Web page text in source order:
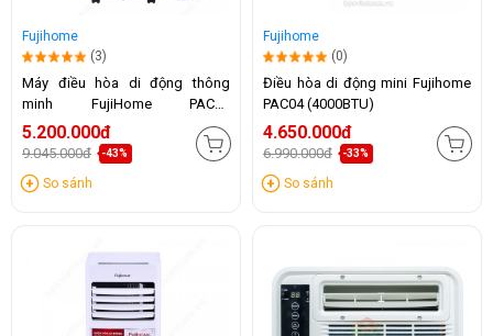
Fujihome
(3)
Máy điều hòa di động thông
minh FujiHome PAC09
(9000BTU)
5.200.000đ
9.045.000đ -43%
So sánh
Fujihome
(0)
Điều hòa di động mini Fujihome
PAC04 (4000BTU)
4.650.000đ
6.990.000đ -33%
So sánh